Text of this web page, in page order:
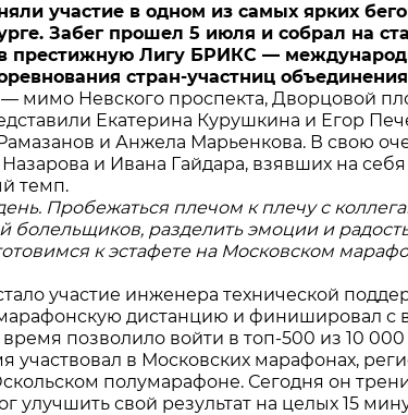
участие в одном из самых ярких
Забег прошел 5 июля и собрал на
в престижную Лигу БРИКС —
стран-участниц
мимо Невского проспекта, Дворцовой
Екатерина Курушкина и Егор
и Анжела Марьенкова. В свою
и Ивана Гайдара, взявших на
темп.
Пробежаться плечом к плечу с
болельщиков, разделить эмоции и
к эстафете на Московском
участие инженера технической
дистанцию и финишировал с
позволило войти в топ-500 из 10 000
участвовал в Московских марафонах,
полумарафоне. Сегодня он
улучшить свой результат на целых 15